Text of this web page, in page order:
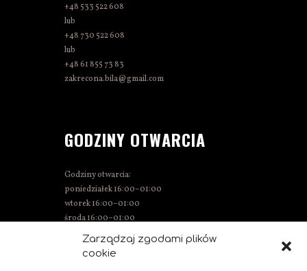
Zarządzaj zgodami plików
cookie
+48 533 522 608
lub
+48 730 522 608
lub
+48 61 855 73 83
zakrecona.bila@gmail.com
GODZINY OTWARCIA
Godziny otwarcia:
poniedziałek 16:00–01:00
wtorek 16:00–01:00
środa 16:00–01:00
czwartek 15:00–01:00
piątek 15:00–02:00